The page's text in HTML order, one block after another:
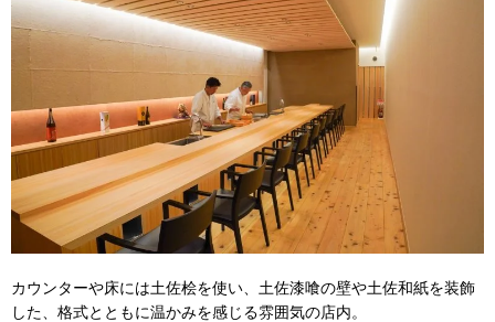
カウンターや床には土佐桧を使い、土佐漆喰の壁や土佐和紙を装飾
した、格式とともに温かみを感じる雰囲気の店内。